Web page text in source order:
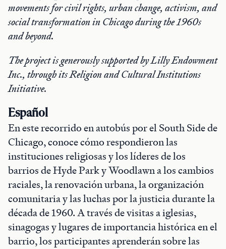
movements for civil rights, urban change, activism, and
social transformation in Chicago during the 1960s
and beyond.
The project is generously supported by Lilly Endowment
Inc., through its Religion and Cultural Institutions
Initiative.
Español
En este recorrido en autobús por el South Side de
Chicago, conoce cómo respondieron las
instituciones religiosas y los líderes de los
barrios de Hyde Park y Woodlawn a los cambios
raciales, la renovación urbana, la organización
comunitaria y las luchas por la justicia durante la
década de 1960. A través de visitas a iglesias,
sinagogas y lugares de importancia histórica en el
barrio, los participantes aprenderán sobre las